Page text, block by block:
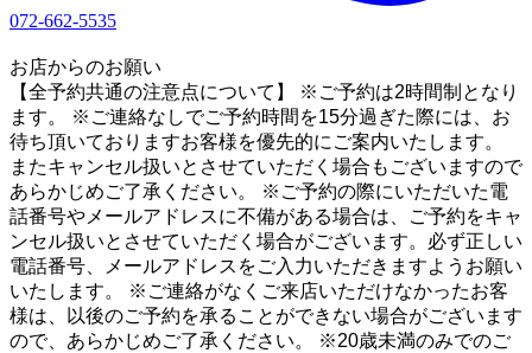
072-662-5535
お店からのお願い
【全予約共通の注意点について】 ※ご予約は2時間制となり
ます。 ※ご連絡なしでご予約時間を15分過ぎた際には、お
待ち頂いておりますお客様を優先的にご案内いたします。
またキャンセル扱いとさせていただく場合もございますので
あらかじめご了承ください。 ※ご予約の際にいただいた電
話番号やメールアドレスに不備がある場合は、ご予約をキャ
ンセル扱いとさせていただく場合がございます。必ず正しい
電話番号、メールアドレスをご入力いただきますようお願い
いたします。 ※ご連絡がなくご来店いただけなかったお客
様は、以後のご予約を承ることができない場合がございます
ので、あらかじめご了承ください。 ※20歳未満のみでのご